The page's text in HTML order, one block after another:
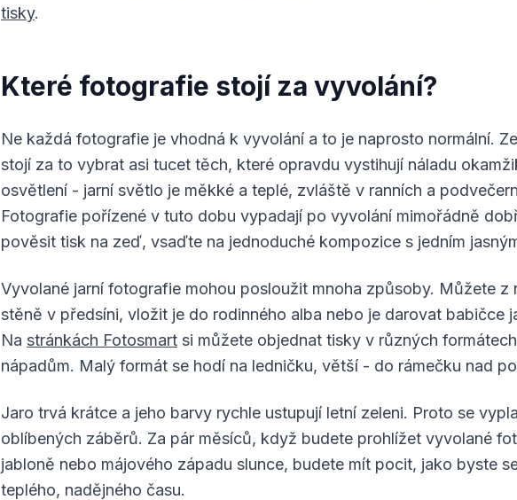
tisky.
Které fotografie stojí za vyvolání?
Ne každá fotografie je vhodná k vyvolání a to je naprosto normální.
stojí za to vybrat asi tucet těch, které opravdu vystihují náladu
osvětlení - jarní světlo je měkké a teplé, zvláště v ranních a
Fotografie pořízené v tuto dobu vypadají po vyvolání mimořádně
pověsit tisk na zeď, vsaďte na jednoduché kompozice s jedním
Vyvolané jarní fotografie mohou posloužit mnoha způsoby. Můžete z
stěně v předsíni, vložit je do rodinného alba nebo je darovat babičce
Na stránkách Fotosmart si můžete objednat tisky v různých
nápadům. Malý formát se hodí na ledničku, větší - do rámečku nad
Jaro trvá krátce a jeho barvy rychle ustupují letní zeleni. Proto se
oblíbených záběrů. Za pár měsíců, když budete prohlížet vyvolané
jabloně nebo májového západu slunce, budete mít pocit, jako byste
teplého, nadějného času.